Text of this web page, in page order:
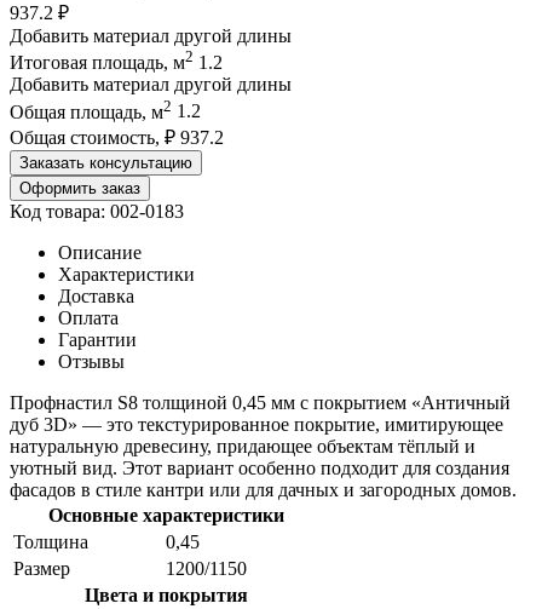
937.2 ₽
Добавить материал другой длины
Итоговая площадь, м2 1.2
Добавить материал другой длины
Общая площадь, м2 1.2
Общая стоимость, ₽ 937.2
Заказать консультацию
Оформить заказ
Код товара: 002-0183
Описание
Характеристики
Доставка
Оплата
Гарантии
Отзывы
Профнастил S8 толщиной 0,45 мм с покрытием «Античный
дуб 3D» — это текстурированное покрытие, имитирующее
натуральную древесину, придающее объектам тёплый и
уютный вид. Этот вариант особенно подходит для создания
фасадов в стиле кантри или для дачных и загородных домов.
Основные характеристики
Толщина
0,45
Размер
1200/1150
Цвета и покрытия